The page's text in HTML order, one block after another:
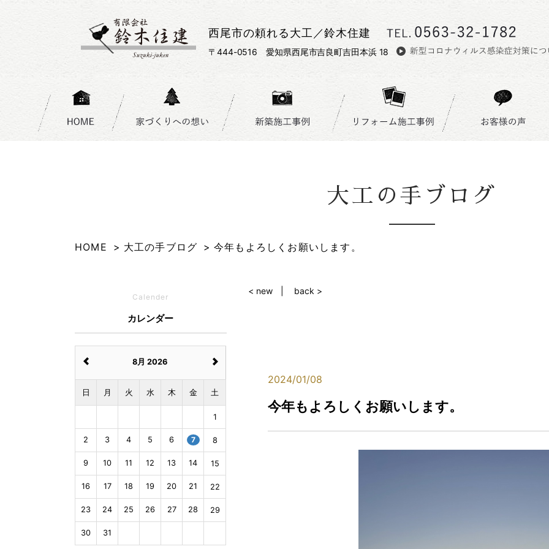
西尾市の頼れる大工／鈴木住建
〒444-0516 愛知県西尾市吉良町吉田本浜 18
大工の手ブログ
HOME 大工の手ブログ 今年もよろしくお願いします。
< new back >
2024/01/08
今年もよろしくお願いします。
Calender
カレンダー
8月 2026
日 月 火 水 木 金 土
1
2 3 4 5 6 7 8
9 10 11 12 13 14 15
16 17 18 19 20 21 22
23 24 25 26 27 28 29
30 31